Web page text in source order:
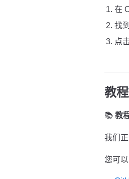
在
找
点
教
📚 教
我们
您可